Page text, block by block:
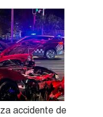
accidente de